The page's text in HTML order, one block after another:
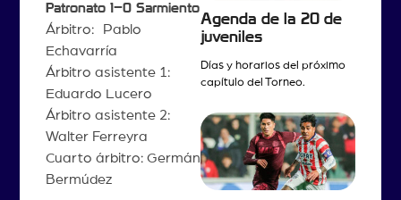
Patronato 1–0 Sarmiento
Árbitro: Pablo
Echavarría
Árbitro asistente 1:
Eduardo Lucero
Árbitro asistente 2:
Walter Ferreyra
Cuarto árbitro: Germán
Bermúdez
Agenda de la 20 de
juveniles
Días y horarios del próximo
capítulo del Torneo.